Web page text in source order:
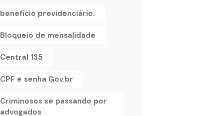
benefício previdenciário.
Bloqueio de mensalidade
Central 135
CPF e senha Gov.br
Criminosos se passando por
advogados